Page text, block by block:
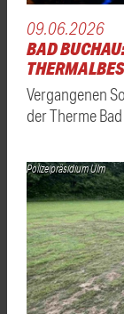
09.06.2026
BAD
Vergangenen
der Therme
Polizeipräsidium Ulm